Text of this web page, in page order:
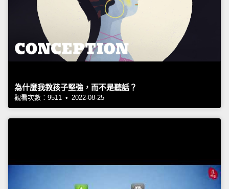
為什麼我教孩子堅強，而不是聽話？
觀看次數：9511 • 2022-08-25